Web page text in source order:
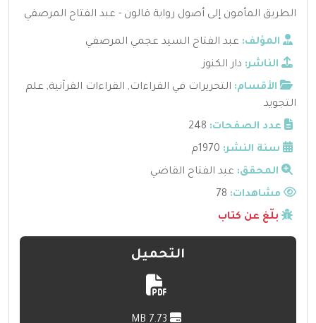
الطريق المأمون إلى أصول رواية قالون - عبد الفتاح المرصفي
المؤلف: عبد الفتاح السيد عجمي المرصفي
الناشر: دار الكنوز
الأقسام: التحريرات في القراءات, القراءات القرآنية, علم
التجويد
عدد الصفحات: 248
سنة النشر: 1970م
المحقق: عبد الفتاح القاضي
مشاهدات:
بلّغ عن كتاب
التحميل